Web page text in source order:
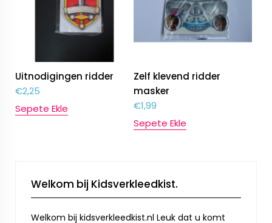
Uitnodigingen ridder
€2,25
Sepete Ekle
Zelf klevend ridder
masker
€1,99
Sepete Ekle
Welkom bij Kidsverkleedkist.
Welkom bij kidsverkleedkist.nl Leuk dat u komt